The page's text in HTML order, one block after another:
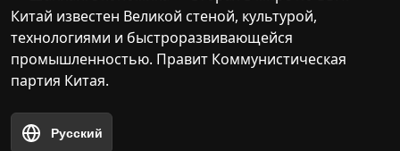
Китай известен Великой стеной, культурой,
технологиями и быстроразвивающейся
промышленностью. Правит Коммунистическая
партия Китая.
Русский